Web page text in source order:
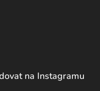
na Instagramu